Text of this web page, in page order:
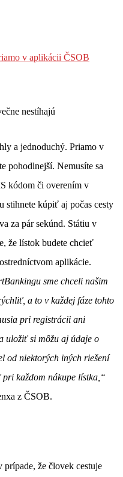
v aplikácii ČSOB
nestíhajú
a jednoduchý. Priamo v
pohodlnejší. Nemusíte sa
kódom či overením v
stihnete kúpiť aj počas cesty
za pár sekúnd. Státiu v
že lístok budete chcieť
aplikácie.
sme chceli našim
a to v každej fáze tohto
pri registrácii ani
uložiť si môžu aj údaje o
od niektorých iných riešení
každom nákupe lístka,“
z ČSOB.
prípade, že človek cestuje